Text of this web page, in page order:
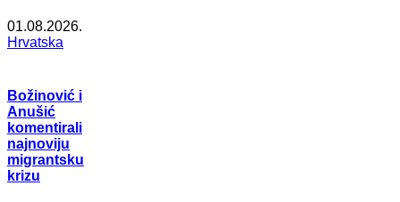
01.08.2026.
Hrvatska
Božinović i
Anušić
komentirali
najnoviju
migrantsku
krizu